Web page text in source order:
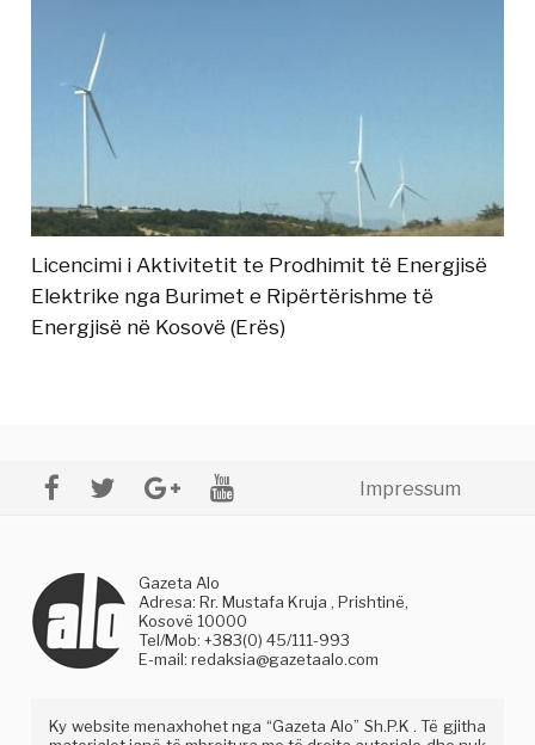
Licencimi i Aktivitetit te Prodhimit të Energjisë
Elektrike nga Burimet e Ripërtërishme të
Energjisë në Kosovë (Erës)
Impressum
Gazeta Alo
Adresa: Rr. Mustafa Kruja , Prishtinë,
Kosovë 10000
Tel/Mob: +383(0) 45/111-993
E-mail:redaksia@gazetaalo.com
Ky website menaxhohet nga “Gazeta Alo” Sh.P.K . Të gjitha